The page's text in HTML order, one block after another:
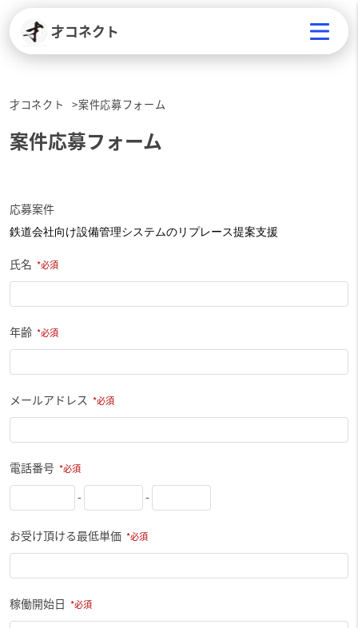
才コネクト
才コネクト 案件応募フォーム
案件応募フォーム
応募案件
氏名
年齢
メールアドレス
電話番号
-
-
お受け頂ける最低単価
稼働開始日